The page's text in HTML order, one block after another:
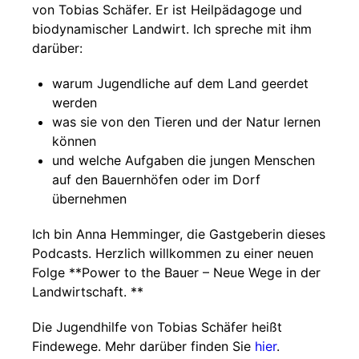
von Tobias Schäfer. Er ist Heilpädagoge und
biodynamischer Landwirt. Ich spreche mit ihm
darüber:
warum Jugendliche auf dem Land geerdet
werden
was sie von den Tieren und der Natur lernen
können
und welche Aufgaben die jungen Menschen
auf den Bauernhöfen oder im Dorf
übernehmen
Ich bin Anna Hemminger, die Gastgeberin dieses
Podcasts. Herzlich willkommen zu einer neuen
Folge **Power to the Bauer – Neue Wege in der
Landwirtschaft. **
Die Jugendhilfe von Tobias Schäfer heißt
Findewege. Mehr darüber finden Sie hier.